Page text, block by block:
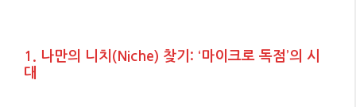
1. 나만의 니치(Niche) 찾기: ‘마이크로 독점’의 시
대